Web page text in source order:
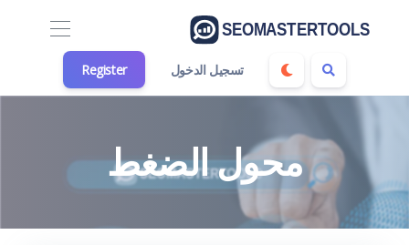
تسجيل الدخول Register
محول الضغط